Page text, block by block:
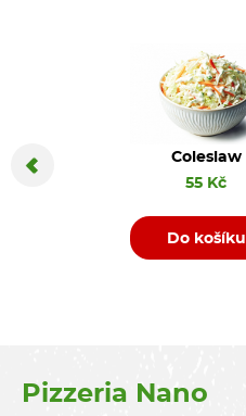
Coleslaw
55 Kč
Do košíku
Pizzeria Nano